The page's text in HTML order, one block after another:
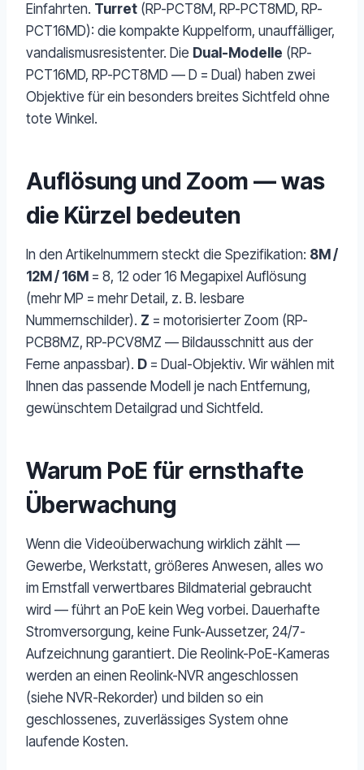
Einfahrten. Turret (RP-PCT8M, RP-PCT8MD, RP-
PCT16MD): die kompakte Kuppelform, unauffälliger,
vandalismusresistenter. Die Dual-Modelle (RP-
PCT16MD, RP-PCT8MD — D = Dual) haben zwei
Objektive für ein besonders breites Sichtfeld ohne
tote Winkel.
Auflösung und Zoom — was
die Kürzel bedeuten
In den Artikelnummern steckt die Spezifikation: 8M /
12M / 16M = 8, 12 oder 16 Megapixel Auflösung
(mehr MP = mehr Detail, z. B. lesbare
Nummernschilder). Z = motorisierter Zoom (RP-
PCB8MZ, RP-PCV8MZ — Bildausschnitt aus der
Ferne anpassbar). D = Dual-Objektiv. Wir wählen mit
Ihnen das passende Modell je nach Entfernung,
gewünschtem Detailgrad und Sichtfeld.
Warum PoE für ernsthafte
Überwachung
Wenn die Videoüberwachung wirklich zählt —
Gewerbe, Werkstatt, größeres Anwesen, alles wo
im Ernstfall verwertbares Bildmaterial gebraucht
wird — führt an PoE kein Weg vorbei. Dauerhafte
Stromversorgung, keine Funk-Aussetzer, 24/7-
Aufzeichnung garantiert. Die Reolink-PoE-Kameras
werden an einen Reolink-NVR angeschlossen
(siehe NVR-Rekorder) und bilden so ein
geschlossenes, zuverlässiges System ohne
laufende Kosten.